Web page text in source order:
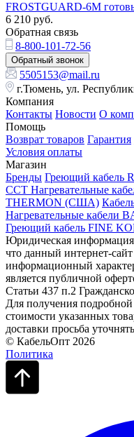
FROSTGUARD-6M
6 210 руб.
Обратная связь
8-800-101-72-56
Обратный звонок
5505153@mail.ru
г.Тюмень, ул.
Компания
Контакты Новости О
Помощь
Возврат товаров Гарантия
Условия оплаты
Магазин
Бренды Греющий кабель
ССТ Нагревательные
THERMON (США)
Нагревательные кабели
Греющий кабель FINE
Юридическая
что данный интернет-
информационный
является публичной
Статьи 437 п.2
Для получения
стоимости указанных
доставки просьба
© КабельОпт 2026
Политика